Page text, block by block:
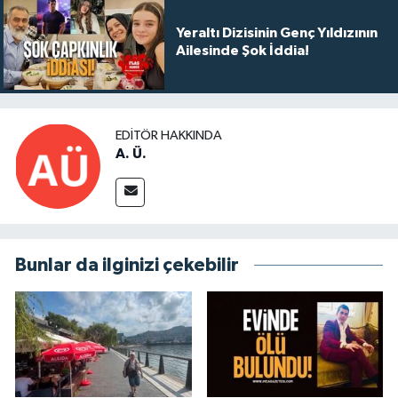
Yeraltı Dizisinin Genç Yıldızının
Ailesinde Şok İddia!
EDITÖR HAKKINDA
A. Ü.
Bunlar da ilginizi çekebilir